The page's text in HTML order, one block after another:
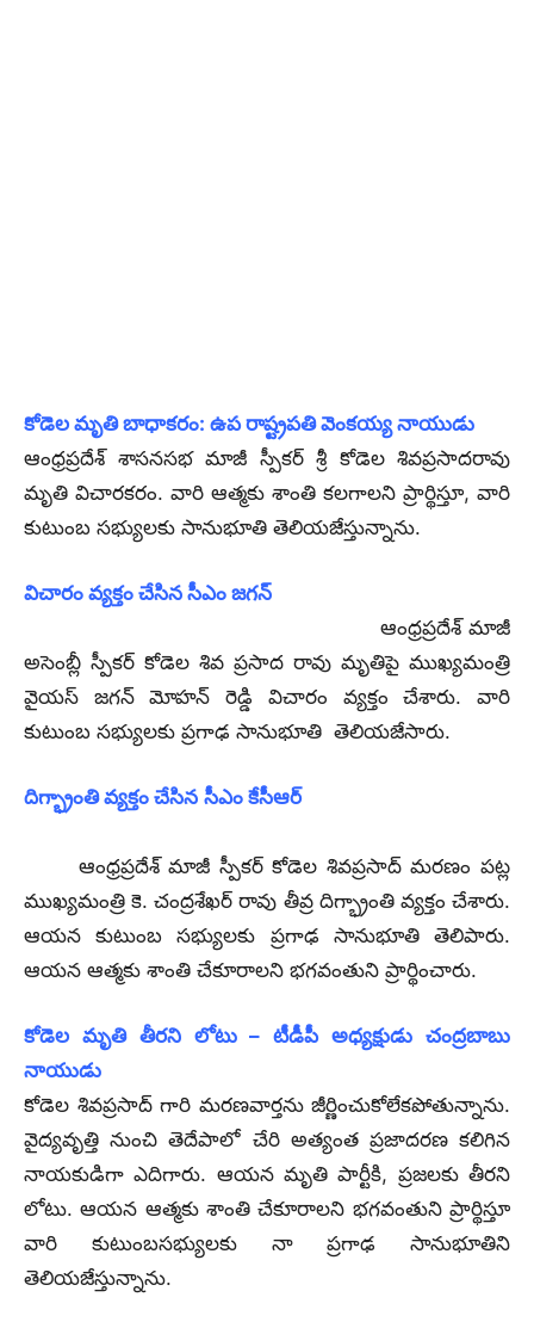
కోడెల మృతి బాధాకరం: ఉప రాష్ట్రపతి వెంకయ్య నాయుడు
ఆంధ్రప్రదేశ్ శాసనసభ మాజీ స్పీకర్ శ్రీ కోడెల శివప్రసాదరావు
మృతి విచారకరం. వారి ఆత్మకు శాంతి కలగాలని ప్రార్థిస్తూ, వారి
కుటుంబ సభ్యులకు సానుభూతి తెలియజేస్తున్నాను.
విచారం వ్యక్తం చేసిన సీఎం జగన్
ఆంధ్రప్రదేశ్ మాజీ
అసెంబ్లీ స్పీకర్ కోడెల శివ ప్రసాద రావు మృతిపై ముఖ్యమంత్రి
వైయస్ జగన్ మోహన్ రెడ్డి విచారం వ్యక్తం చేశారు. వారి
కుటుంబ సభ్యులకు ప్రగాఢ సానుభూతి తెలియజేసారు.
దిగ్భ్రాంతి వ్యక్తం చేసిన సీఎం కేసీఆర్
ఆంధ్రప్రదేశ్ మాజీ స్పీకర్ కోడెల శివప్రసాద్ మరణం పట్ల
ముఖ్యమంత్రి కె. చంద్రశేఖర్ రావు తీవ్ర దిగ్భ్రాంతి వ్యక్తం చేశారు.
ఆయన కుటుంబ సభ్యులకు ప్రగాఢ సానుభూతి తెలిపారు.
ఆయన ఆత్మకు శాంతి చేకూరాలని భగవంతుని ప్రార్థించారు.
కోడెల మృతి తీరని లోటు – టీడీపీ అధ్యక్షుడు చంద్రబాబు
నాయుడు
కోడెల శివప్రసాద్ గారి మరణవార్తను జీర్ణించుకోలేకపోతున్నాను.
వైద్యవృత్తి నుంచి తెదేపాలో చేరి అత్యంత ప్రజాదరణ కలిగిన
నాయకుడిగా ఎదిగారు. ఆయన మృతి పార్టీకి, ప్రజలకు తీరని
లోటు. ఆయన ఆత్మకు శాంతి చేకూరాలని భగవంతుని ప్రార్థిస్తూ
వారి కుటుంబసభ్యులకు నా ప్రగాఢ సానుభూతిని
తెలియజేస్తున్నాను.